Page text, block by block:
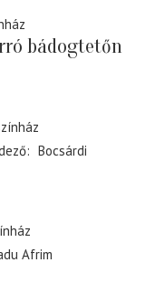
bádogtetőn
Bocsárdi
Afrim